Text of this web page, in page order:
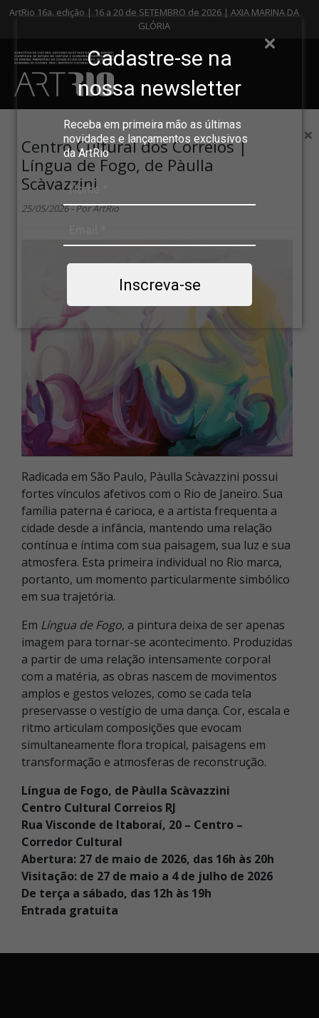
Cadastre-se na
nossa newsletter
Receba em primeira mão as últimas
novidades e lançamentos exclusivos
da ArtRio
Inscreva-se
ArtRio 16a. edição | 16 a 20 de SETEMBRO de 2026 | AXIA MARINA DA
GLÓRIA
×
Centro Cultural dos Correios |
Língua de Fogo, de Pàulla
Scàvazzini
25/05/2026 - Por ArtRio
Radicada em São Paulo, Pàulla Scàvazzini possui
fortes vínculos afetivos com o Rio de Janeiro. Sua
família paterna é carioca, e a artista frequenta a
cidade desde a infância, mantendo uma relação
contínua e íntima com sua paisagem, sua luz e sua
atmosfera. Esta primeira individual no Rio marca,
portanto, um momento particularmente simbólico
em sua trajetória.
Em Língua de Fogo, a pintura deixa de ser apenas
imagem para tornar-se acontecimento. Produzidas
a partir de uma relação intensamente corporal
com a matéria, as obras nascem de movimentos
amplos e gestos velozes, como se cada tela
preservasse o vestígio de uma dança. Cor, escala e
ritmo articulam composições que evocam
simultaneamente flora tropical, paisagens em
transformação e atmosferas de reconstrução.
Língua de Fogo, de Pàulla Scàvazzini
Centro Cultural Correios RJ
Rua Visconde de Itaboraí, 20 – Centro –
Corredor Cultural
Abertura: 27 de maio de 2026, das 16h às 20h
Visitação: de 27 de maio a 4 de julho de 2026
De terça a sábado, das 12h às 19h
Entrada gratuita